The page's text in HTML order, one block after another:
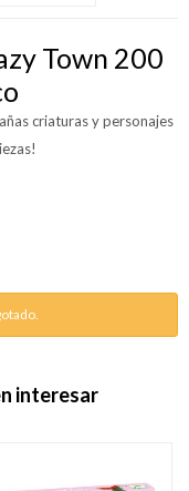
Town 200
criaturas y personajes
interesar